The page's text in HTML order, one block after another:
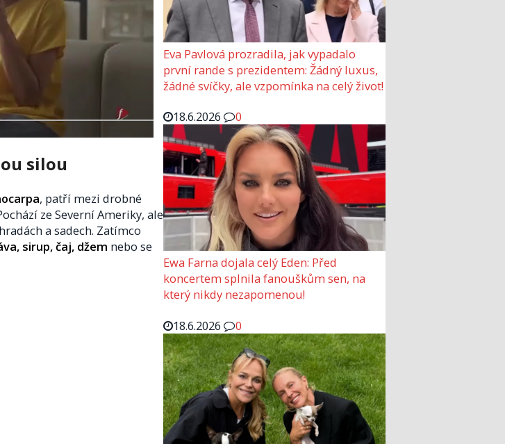
silou
, patří mezi drobné
ze Severní Ameriky, ale
a sadech. Zatímco
sirup, čaj, džem nebo se
Eva Pavlová prozradila, jak vypadalo
první rande s prezidentem: Žádný luxus,
žádné svíčky, ale vzpomínka na celý život!
18.6.2026
0
Ewa Farna dojala celý Eden: Před
koncertem splnila fanouškům sen, na
který nikdy nezapomenou!
18.6.2026
0